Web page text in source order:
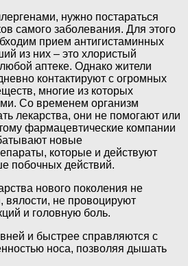
нужно постараться
самого заболевания. Для этого
прием антигистаминных
из них – это хлористый
аптеке. Однако жители
контактируют с огромных
многие из которых
Со временем организм
лекарства, они не помогают или
фармацевтические компании
новые
которые и действуют
побочных действий.
нового поколения не
вялости, не провоцируют
и головную боль.
и быстрее справляются с
носа, позволяя дышать